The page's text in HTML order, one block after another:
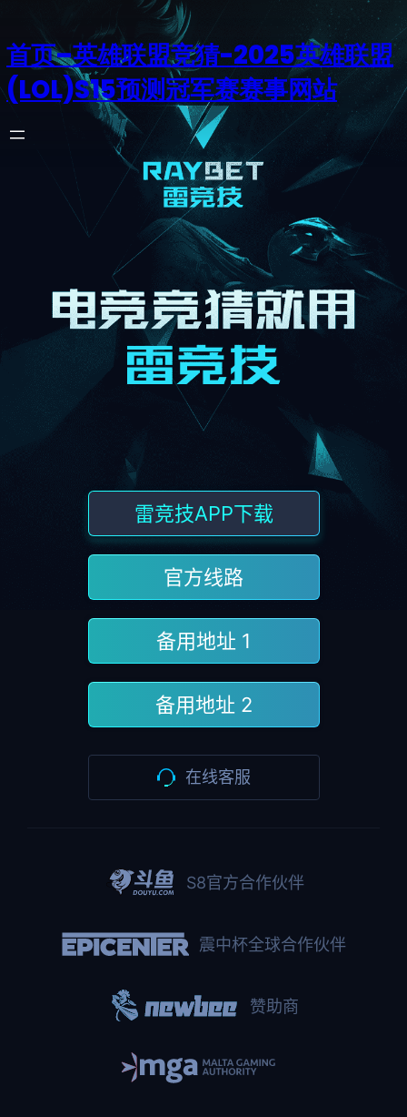
首页–英雄联盟竞猜-2025英雄联盟
(LOL)S15预测冠军赛赛事网站